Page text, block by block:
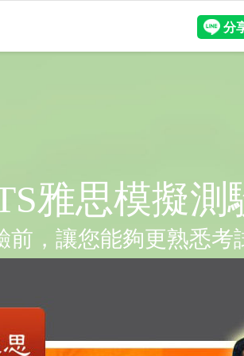
雅思模擬測
前，讓您能夠更熟悉考